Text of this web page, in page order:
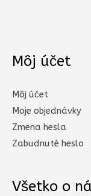
Môj účet
Môj účet
Moje objednávky
Zmena hesla
Zabudnuté heslo
Všetko o